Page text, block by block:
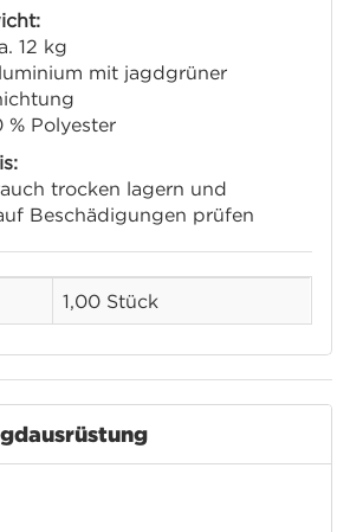
12 kg
mit jagdgrüner
% Polyester
trocken lagern und
Beschädigungen prüfen
1,00 Stück